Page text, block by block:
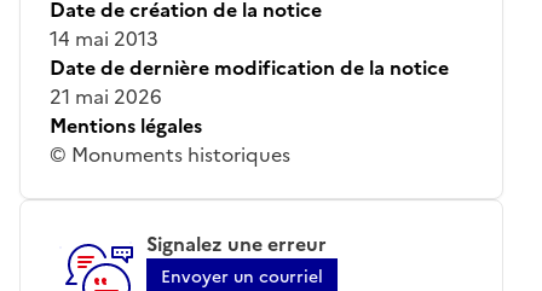
Date de création de la notice
14 mai 2013
Date de dernière modification de la notice
21 mai 2026
Mentions légales
© Monuments historiques
Signalez une erreur
Envoyer un courriel